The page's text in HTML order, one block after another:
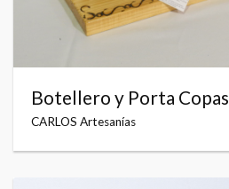
Botellero y Porta Copas
CARLOS Artesanías